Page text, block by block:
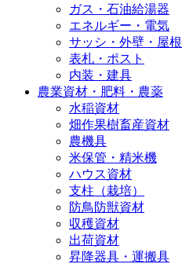
ガス・石油給湯器
エネルギー・電気
サッシ・外壁・屋根
表札・ポスト
内装・建具
農業資材・肥料・農薬
水稲資材
畑作果樹畜産資材
農機具
米保管・精米機
ハウス資材
支柱（栽培）
防鳥防獣資材
収穫資材
出荷資材
昇降器具・運搬具